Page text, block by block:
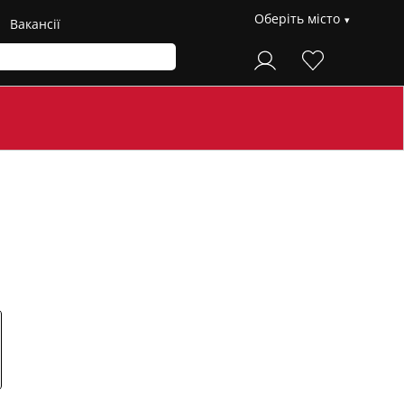
Вакансії Оберіть місто